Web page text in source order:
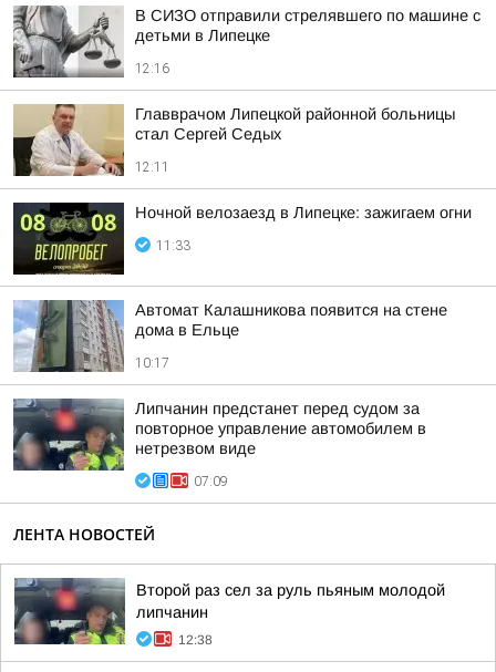
В СИЗО отправили стрелявшего по машине с
детьми в Липецке
12:16
Главврачом Липецкой районной больницы
стал Сергей Седых
12:11
Ночной велозаезд в Липецке: зажигаем огни
11:33
Автомат Калашникова появится на стене
дома в Ельце
10:17
Липчанин предстанет перед судом за
повторное управление автомобилем в
нетрезвом виде
07:09
ЛЕНТА НОВОСТЕЙ
Второй раз сел за руль пьяным молодой
липчанин
12:38